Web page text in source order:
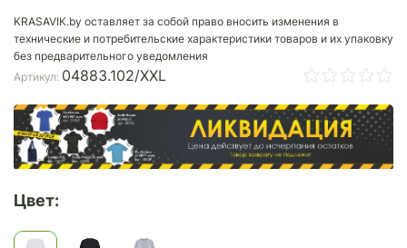
KRASAVIK.by оставляет за собой право вносить изменения в
технические и потребительские характеристики товаров и их упаковку
без предварительного уведомления
Артикул: 04883.102/XXL
Цвет: